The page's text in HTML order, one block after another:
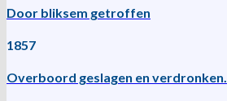
Door bliksem getroffen
1857
Overboord geslagen en verdronken.